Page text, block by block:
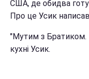
США, де обидва
Про це Усик
"Мутим з Братиком.
кухні Усик.